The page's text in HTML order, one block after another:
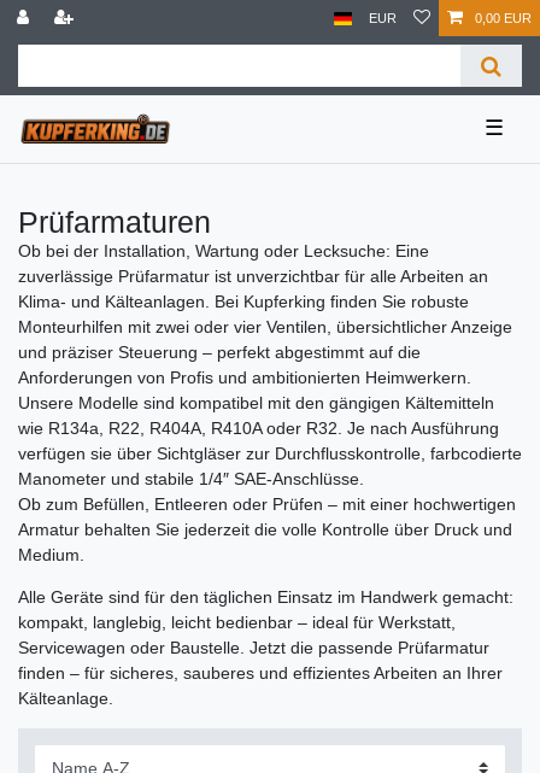
EUR 0,00 EUR
☰
Prüfarmaturen
Ob bei der Installation, Wartung oder Lecksuche: Eine
zuverlässige Prüfarmatur ist unverzichtbar für alle Arbeiten an
Klima- und Kälteanlagen. Bei Kupferking finden Sie robuste
Monteurhilfen mit zwei oder vier Ventilen, übersichtlicher Anzeige
und präziser Steuerung – perfekt abgestimmt auf die
Anforderungen von Profis und ambitionierten Heimwerkern.
Unsere Modelle sind kompatibel mit den gängigen Kältemitteln
wie R134a, R22, R404A, R410A oder R32. Je nach Ausführung
verfügen sie über Sichtgläser zur Durchflusskontrolle, farbcodierte
Manometer und stabile 1/4″ SAE-Anschlüsse.
Ob zum Befüllen, Entleeren oder Prüfen – mit einer hochwertigen
Armatur behalten Sie jederzeit die volle Kontrolle über Druck und
Medium.
Alle Geräte sind für den täglichen Einsatz im Handwerk gemacht:
kompakt, langlebig, leicht bedienbar – ideal für Werkstatt,
Servicewagen oder Baustelle. Jetzt die passende Prüfarmatur
finden – für sicheres, sauberes und effizientes Arbeiten an Ihrer
Kälteanlage.